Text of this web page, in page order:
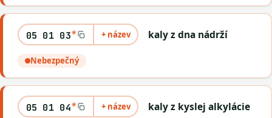
05 01 03* + název kaly z dna nádrží
Nebezpečný
05 01 04* + název kaly z kyslej alkylácie